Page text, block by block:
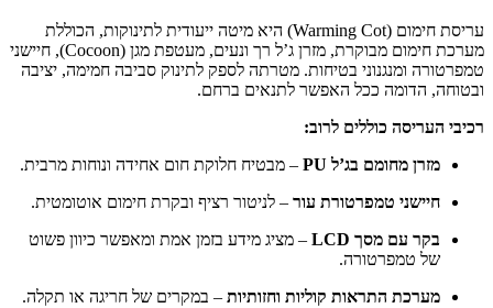
עריסת חימום (Warming Cot) היא מיטה ייעודית לתינוקות, הכוללת
מערכת חימום מבוקרת, מזרן ג’ל רך ונעים, מעטפת מגן (Cocoon), חיישני
טמפרטורה ומנגנוני בטיחות. מטרתה לספק לתינוק סביבה חמימה, יציבה
ובטוחה, הדומה ככל האפשר לתנאים ברחם.
רכיבי העריסה כוללים לרוב:
מזרן מחומם בג’ל PU
– מבטיח חלוקת חום אחידה ונוחות מרבית.
חיישני טמפרטורת עור – לניטור רציף ובקרת חימום אוטומטית.
בקר עם מסך LCD
– מציג מידע בזמן אמת ומאפשר כיוון פשוט
של טמפרטורה.
מערכת התראות קוליות וחזותיות – במקרים של חריגה או תקלה.